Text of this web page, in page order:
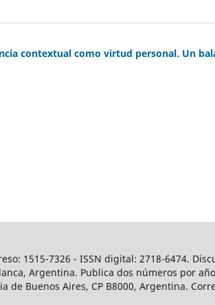
contextual como virtud personal. Un
1515-7326 - ISSN digital: 2718-6474.
Argentina. Publica dos números por
de Buenos Aires, CP B8000, Argentina.